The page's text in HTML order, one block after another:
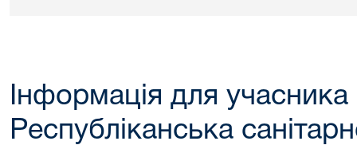
Інформація для
Республіканська